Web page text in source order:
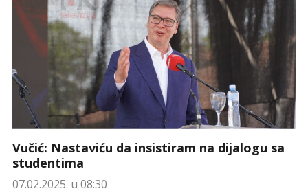
Vučić: Nastaviću da insistiram na dijalogu sa
studentima
07.02.2025. u 08:30